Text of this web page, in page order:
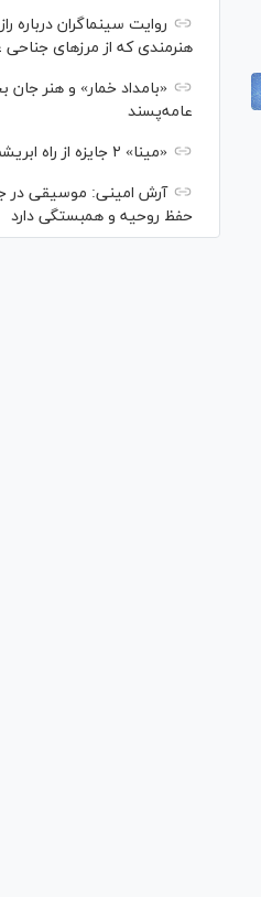
روایت سینماگران درباره
هنرمندی که از مرزهای جناحی
«بامداد خمار» و هنر
عامه‌پسند
«مینا» ۲ جایزه از راه ابریشم گرفت
آرش امینی: موسیقی
حفظ روحیه و همبستگی دارد